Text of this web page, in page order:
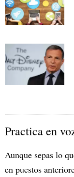
Practica en
Aunque sepas lo
en puestos